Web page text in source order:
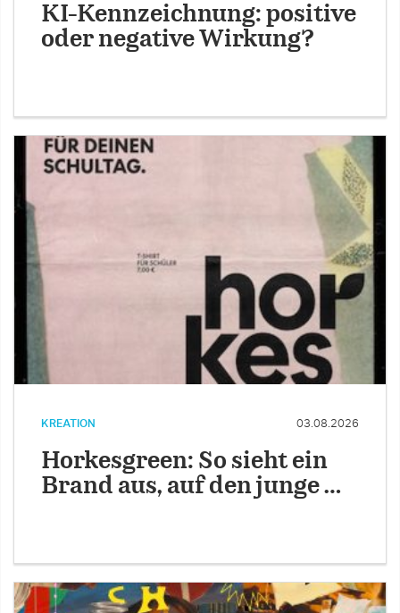
KI-Kennzeichnung: positive
oder negative Wirkung?
KREATION 03.08.2026
Horkesgreen: So sieht ein
Brand aus, auf den junge …